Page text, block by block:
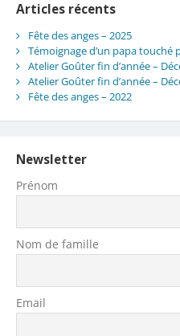
Articles récents
Fête des anges – 2025
Témoignage d’un papa touché
Atelier Goûter fin d’année –
Atelier Goûter fin d’année –
Fête des anges – 2022
Newsletter
Prénom
Nom de famille
Email